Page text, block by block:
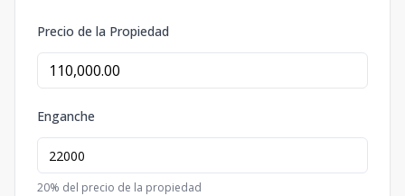
Precio de la Propiedad
Enganche
20% del precio de la propiedad